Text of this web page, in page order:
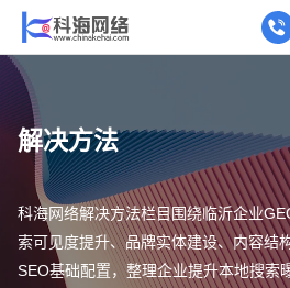
解决方法
科海网络解决方法栏目围绕临沂企业
索可见度提升、品牌实体建设、内容结
SEO基础配置，整理企业提升本地搜索